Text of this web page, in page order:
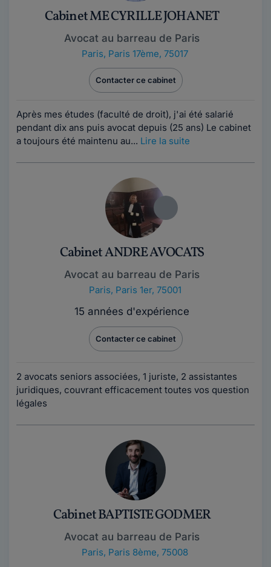
Cabinet ME CYRILLE JOHANET
Avocat au barreau de Paris
Paris, Paris 17ème, 75017
Contacter ce cabinet
Après mes études (faculté de droit), j'ai été salarié
pendant dix ans puis avocat depuis (25 ans) Le cabinet
a toujours été maintenu au... Lire la suite
Cabinet ANDRE AVOCATS
Avocat au barreau de Paris
Paris, Paris 1er, 75001
15 années d'expérience
Contacter ce cabinet
2 avocats seniors associées, 1 juriste, 2 assistantes
juridiques, couvrant efficacement toutes vos question
légales
Cabinet BAPTISTE GODMER
Avocat au barreau de Paris
Paris, Paris 8ème, 75008